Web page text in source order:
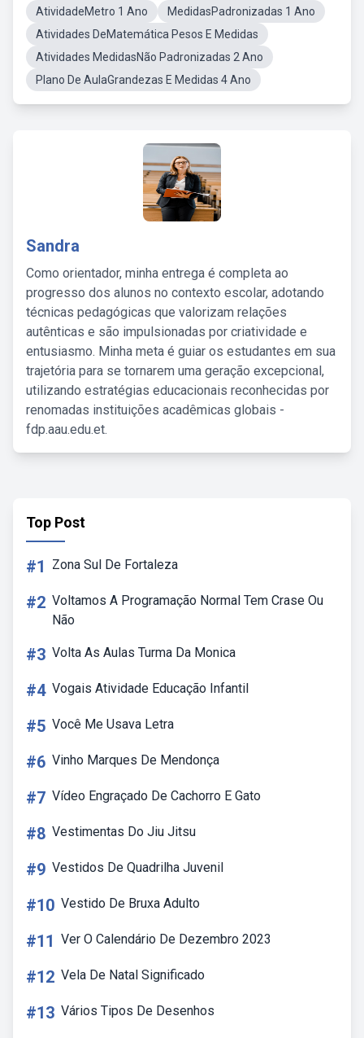
AtividadeMetro 1 Ano
MedidasPadronizadas 1 Ano
Atividades DeMatemática Pesos E Medidas
Atividades MedidasNão Padronizadas 2 Ano
Plano De AulaGrandezas E Medidas 4 Ano
Sandra
Como orientador, minha entrega é completa ao
progresso dos alunos no contexto escolar, adotando
técnicas pedagógicas que valorizam relações
autênticas e são impulsionadas por criatividade e
entusiasmo. Minha meta é guiar os estudantes em sua
trajetória para se tornarem uma geração excepcional,
utilizando estratégias educacionais reconhecidas por
renomadas instituições acadêmicas globais -
fdp.aau.edu.et.
Top Post
#1 Zona Sul De Fortaleza
#2 Voltamos A Programação Normal Tem Crase Ou
Não
#3 Volta As Aulas Turma Da Monica
#4 Vogais Atividade Educação Infantil
#5 Você Me Usava Letra
#6 Vinho Marques De Mendonça
#7 Vídeo Engraçado De Cachorro E Gato
#8 Vestimentas Do Jiu Jitsu
#9 Vestidos De Quadrilha Juvenil
#10 Vestido De Bruxa Adulto
#11 Ver O Calendário De Dezembro 2023
#12 Vela De Natal Significado
#13 Vários Tipos De Desenhos